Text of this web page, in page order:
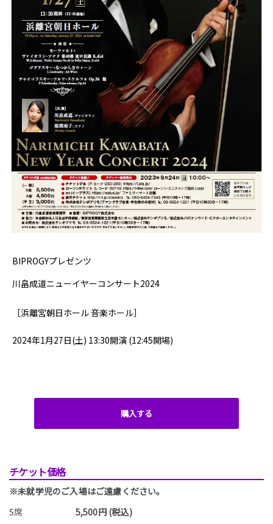
BIPROGYプレゼンツ
川畠成道ニューイヤーコンサート2024
［浜離宮朝日ホール 音楽ホール］
2024年1月27日(土) 13:30開演 (12:45開場)
購入する
チケット価格
※未就学児のご入場はご遠慮ください。
S席
5,500円 (税込)